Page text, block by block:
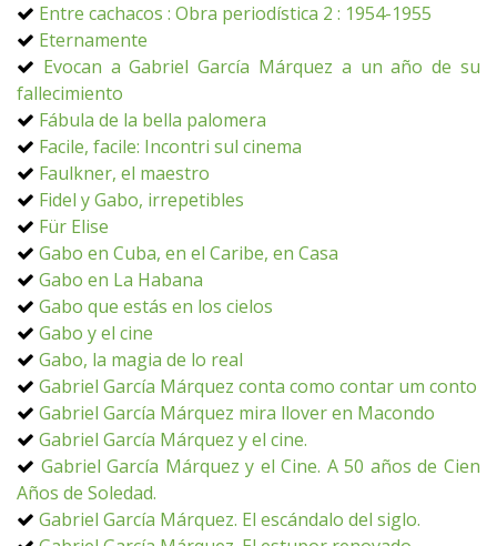
Entre cachacos : Obra periodística 2 : 1954-1955
Eternamente
Evocan a Gabriel García Márquez a un año de su
fallecimiento
Fábula de la bella palomera
Facile, facile: Incontri sul cinema
Faulkner, el maestro
Fidel y Gabo, irrepetibles
Für Elise
Gabo en Cuba, en el Caribe, en Casa
Gabo en La Habana
Gabo que estás en los cielos
Gabo y el cine
Gabo, la magia de lo real
Gabriel García Márquez conta como contar um conto
Gabriel García Márquez mira llover en Macondo
Gabriel García Márquez y el cine.
Gabriel García Márquez y el Cine. A 50 años de Cien
Años de Soledad.
Gabriel García Márquez. El escándalo del siglo.